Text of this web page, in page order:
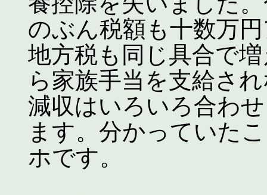
のぶん税額も十数万
地方税も同じ具合で
ら家族手当を支給さ
減収はいろいろ合わ
ます。分かっていた
ホです。